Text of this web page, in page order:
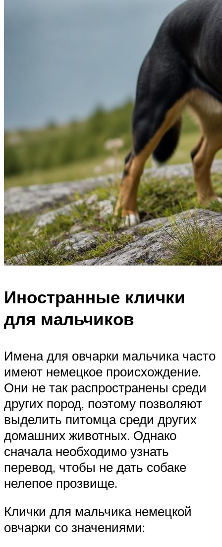
Иностранные клички
для мальчиков
Имена для овчарки мальчика часто
имеют немецкое происхождение.
Они не так распространены среди
других пород, поэтому позволяют
выделить питомца среди других
домашних животных. Однако
сначала необходимо узнать
перевод, чтобы не дать собаке
нелепое прозвище.
Клички для мальчика немецкой
овчарки со значениями: